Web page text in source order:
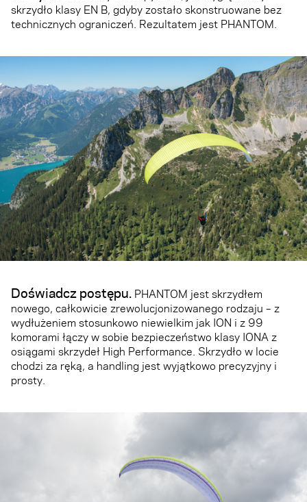
skrzydło klasy EN B, gdyby zostało skonstruowane bez
technicznych ograniczeń. Rezultatem jest PHANTOM.
Doświadcz postępu. PHANTOM jest skrzydłem
nowego, całkowicie zrewolucjonizowanego rodzaju – z
wydłużeniem stosunkowo niewielkim jak ION i z 99
komorami łączy w sobie bezpieczeństwo klasy IONA z
osiągami skrzydeł High Performance. Skrzydło w locie
chodzi za ręką, a handling jest wyjątkowo precyzyjny i
prosty.